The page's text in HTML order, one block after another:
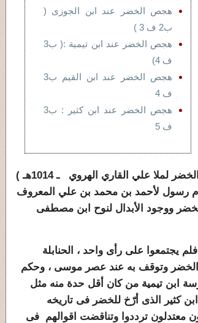
هجص الخضر عند ابن الجوزى (
ب2 ف 3 )
هجص الخضر عند ابن تيمية :( ب3
ف 4)
هجص الخضر عند ابن القيم ب3
ف 4
هجص الخضر عند ابن كثير : ب3
ف 5
السيوطي ـ 911هـ ) و ( كشف الخدر عن أمر الخضر لملا علي القاري الهروي ـ 1014هـ )
رسول لأحمد بن محمد بن علي المعروف
حياة الخضر ووجود الأبدال لنوح ابن مصطفى
يجتمعوا على رأى واحد ، الحنابلة
الخضر وتوقف به عند عصر موسى ، وحكم
ابن تيمية من كان أقل حدة منه مثل
كثير الذى أرّخ للخضر فى تاريخه
معتدلون ترددوا وتناقضت اقوالهم فى